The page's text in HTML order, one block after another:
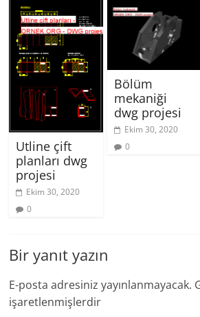
Utline çift
planları dwg
projesi
Ekim 30, 2020
0
Bölüm
mekaniği
dwg projesi
Ekim 30, 2020
0
Bir yanıt yazın
E-posta adresiniz yayınlanmayacak.
işaretlenmişlerdir